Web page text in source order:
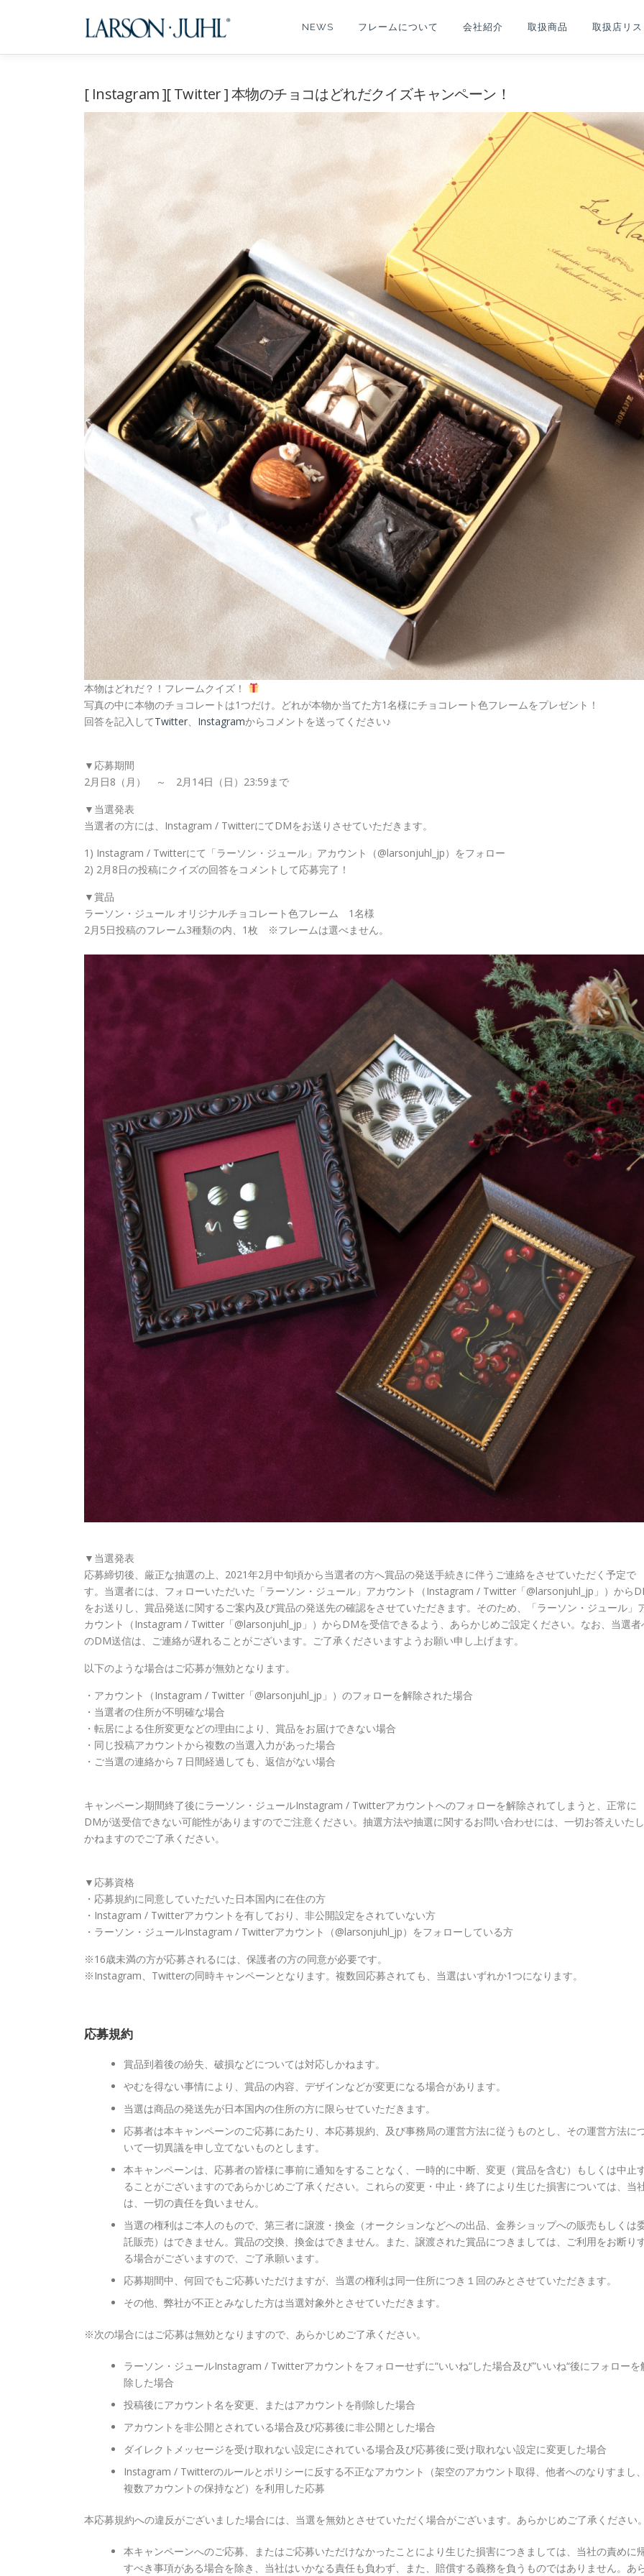
ン
NEWS フレームについて 会社紹介 取扱商品 取扱店リ
[ Instagram ][ Twitter ] 本物のチョコはどれだクイズキャンペーン！
本物はどれだ？！フレームクイズ！
写真の中に本物のチョコレートは1つだけ。どれが本物か当てた方1名様にチョコレート色フレームをプレゼント！
回答を記入してTwitter、 Instagramからコメントを送ってください♪
▼応募期間
2月日8（月） ～ 2月14日（日）23:59まで
▼当選発表
当選者の方には、Instagram / TwitterにてDMをお送りさせていただきます。
1) Instagram / Twitterにて「ラーソン・ジュール」アカウント（@larsonjuhl_jp）をフォロー
2) 2月8日の投稿にクイズの回答をコメントして応募完了！
▼賞品
ラーソン・ジュール オリジナルチョコレート色フレーム 1名様
2月5日投稿のフレーム3種類の内、1枚 ※フレームは選べません。
▼当選発表
応募締切後、厳正な抽選の上、2021年2月中旬頃から当選者の方へ賞品の発送手続きに伴うご連絡をさせていただく予定で
す。当選者には、フォローいただいた「ラーソン・ジュール」アカウント（Instagram / Twitter「@larsonjuhl_jp」）から
をお送りし、賞品発送に関するご案内及び賞品の発送先の確認をさせていただきます。そのため、「ラーソン・ジュール」
カウント（Instagram / Twitter「@larsonjuhl_jp」）からDMを受信できるよう、あらかじめご設定ください。なお、当選者
のDM送信は、ご連絡が遅れることがございます。ご了承くださいますようお願い申し上げます。
以下のような場合はご応募が無効となります。
・アカウント（Instagram / Twitter「@larsonjuhl_jp」）のフォローを解除された場合
・当選者の住所が不明確な場合
・転居による住所変更などの理由により、賞品をお届けできない場合
・同じ投稿アカウントから複数の当選入力があった場合
・ご当選の連絡から７日間経過しても、返信がない場合
キャンペーン期間終了後にラーソン・ジュールInstagram / Twitterアカウントへのフォローを解除されてしまうと、正常に
DMが送受信できない可能性がありますのでご注意ください。抽選方法や抽選に関するお問い合わせには、一切お答えいたし
かねますのでご了承ください。
▼応募資格
・応募規約に同意していただいた日本国内に在住の方
・Instagram / Twitterアカウントを有しており、非公開設定をされていない方
・ラーソン・ジュールInstagram / Twitterアカウント（@larsonjuhl_jp）をフォローしている方
※16歳未満の方が応募されるには、保護者の方の同意が必要です。
※Instagram、Twitterの同時キャンペーンとなります。複数回応募されても、当選はいずれか1つになります。
応募規約
賞品到着後の紛失、破損などについては対応しかねます。
やむを得ない事情により、賞品の内容、デザインなどが変更になる場合があります。
当選は商品の発送先が日本国内の住所の方に限らせていただきます。
応募者は本キャンペーンのご応募にあたり、本応募規約、及び事務局の運営方法に従うものとし、その運営方法に
いて一切異議を申し立てないものとします。
本キャンペーンは、応募者の皆様に事前に通知をすることなく、一時的に中断、変更（賞品を含む）もしくは中止
ることがございますのであらかじめご了承ください。これらの変更・中止・終了により生じた損害については、当
は、一切の責任を負いません。
当選の権利はご本人のもので、第三者に譲渡・換金（オークションなどへの出品、金券ショップへの販売もしくは
託販売）はできません。賞品の交換、換金はできません。また、譲渡された賞品につきましては、ご利用をお断り
る場合がございますので、ご了承願います。
応募期間中、何回でもご応募いただけますが、当選の権利は同一住所につき１回のみとさせていただきます。
その他、弊社が不正とみなした方は当選対象外とさせていただきます。
※次の場合にはご応募は無効となりますので、あらかじめご了承ください。
ラーソン・ジュールInstagram / Twitterアカウントをフォローせずに“いいね“した場合及び”いいね“後にフォローを
除した場合
投稿後にアカウント名を変更、またはアカウントを削除した場合
アカウントを非公開とされている場合及び応募後に非公開とした場合
ダイレクトメッセージを受け取れない設定にされている場合及び応募後に受け取れない設定に変更した場合
Instagram / Twitterのルールとポリシーに反する不正なアカウント（架空のアカウント取得、他者へのなりすまし
複数アカウントの保持など）を利用した応募
本応募規約への違反がございました場合には、当選を無効とさせていただく場合がございます。あらかじめご了承ください
本キャンペーンへのご応募、またはご応募いただけなかったことにより生じた損害につきましては、当社の責めに
すべき事項がある場合を除き、当社はいかなる責任も負わず、また、賠償する義務を負うものではありません。あ